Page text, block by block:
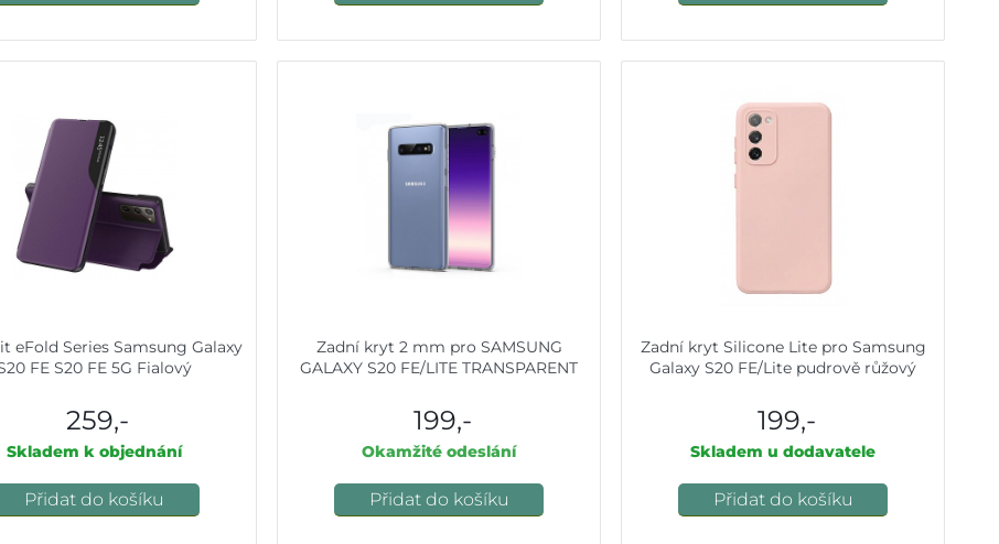
eFold Series Samsung Galaxy
FE S20 FE 5G Fialový
259,-
Skladem k objednání
Přidat do košíku
Zadní kryt 2 mm pro SAMSUNG
GALAXY S20 FE/LITE TRANSPARENT
199,-
Okamžité odeslání
Přidat do košíku
Zadní kryt Silicone Lite pro Samsung
Galaxy S20 FE/Lite pudrově růžový
199,-
Skladem u dodavatele
Přidat do košíku